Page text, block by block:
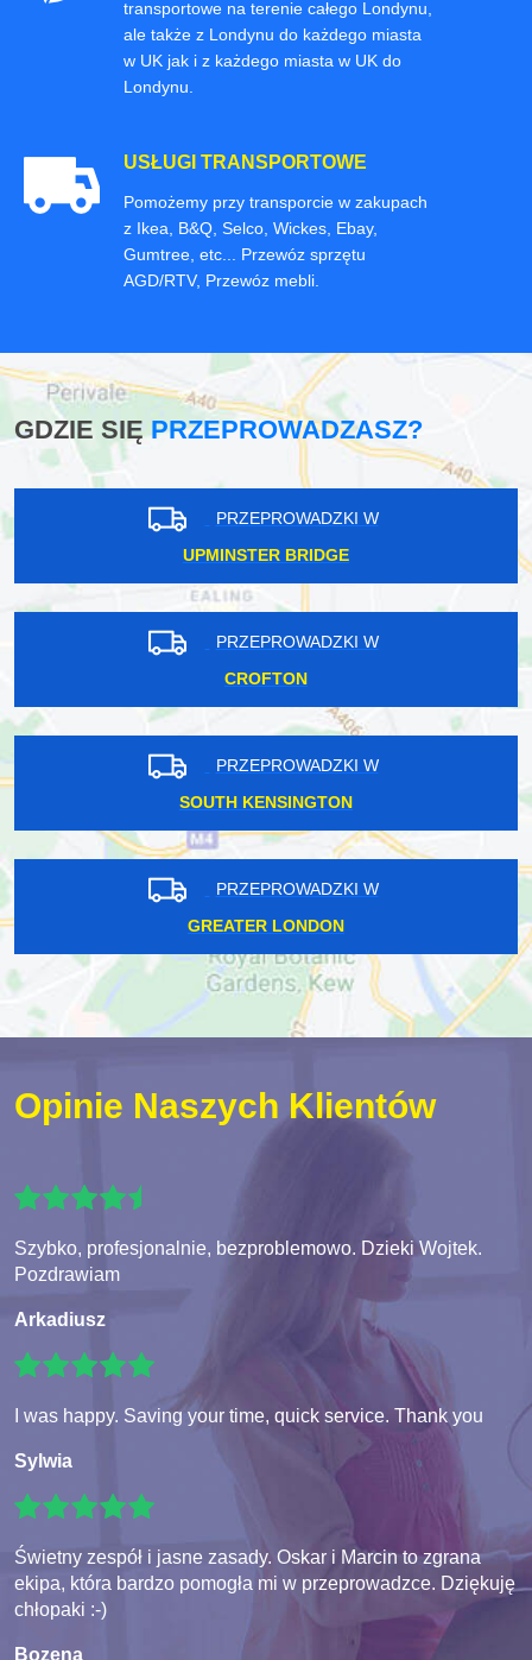
transportowe na terenie całego Londynu,
ale także z Londynu do każdego miasta
w UK jak i z każdego miasta w UK do
Londynu.
USŁUGI TRANSPORTOWE
Pomożemy przy transporcie w zakupach
z Ikea, B&Q, Selco, Wickes, Ebay,
Gumtree, etc... Przewóz sprzętu
AGD/RTV, Przewóz mebli.
GDZIE SIĘPRZEPROWADZASZ?
PRZEPROWADZKI W
UPMINSTER BRIDGE
PRZEPROWADZKI W
CROFTON
PRZEPROWADZKI W
SOUTH KENSINGTON
PRZEPROWADZKI W
GREATER LONDON
Opinie Naszych Klientów
Szybko, profesjonalnie, bezproblemowo. Dzieki Wojtek.
Pozdrawiam
Arkadiusz
I was happy. Saving your time, quick service. Thank you
Sylwia
Świetny zespół i jasne zasady. Oskar i Marcin to zgrana
ekipa, która bardzo pomogła mi w przeprowadzce. Dziękuję
chłopaki :-)
Bozena